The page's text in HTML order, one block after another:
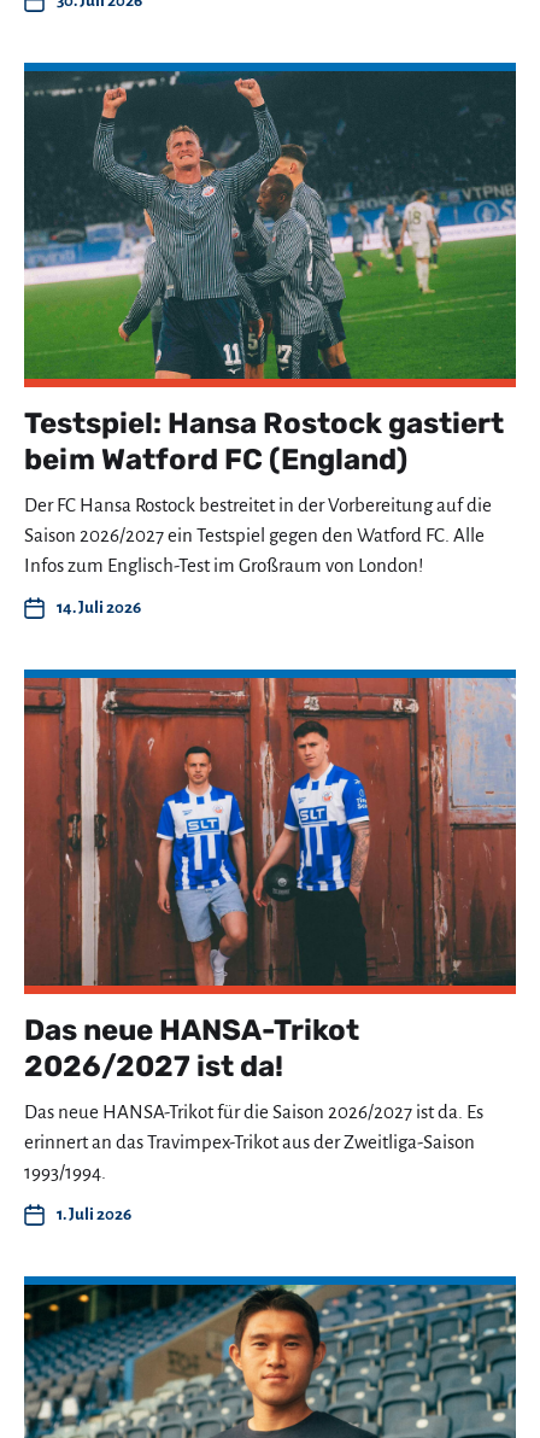
Testspiel: Hansa Rostock gastiert
beim Watford FC (England)
Der FC Hansa Rostock bestreitet in der Vorbereitung auf die
Saison 2026/2027 ein Testspiel gegen den Watford FC. Alle
Infos zum Englisch-Test im Großraum von London!
14. Juli 2026
Das neue HANSA-Trikot
2026/2027 ist da!
Das neue HANSA-Trikot für die Saison 2026/2027 ist da. Es
erinnert an das Travimpex-Trikot aus der Zweitliga-Saison
1993/1994.
1. Juli 2026